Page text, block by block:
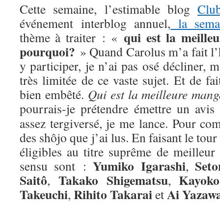
Cette semaine, l’estimable blog
événement interblog annuel, la
thème à traiter : « qui est la
pourquoi? » Quand Carolus m’a fait
y participer, je n’ai pas osé décliner,
très limitée de ce vaste sujet. Et de
bien embêté. Qui est la meilleure
pourrais-je prétendre émettre un
assez tergiversé, je me lance. Pour
des shôjo que j’ai lus. En faisant le tour
éligibles au titre suprême de
sensu sont :Yumiko Igarashi,
Saitô, Takako Shigematsu,Kayoko
Takeuchi, Rihito TakaraietAi